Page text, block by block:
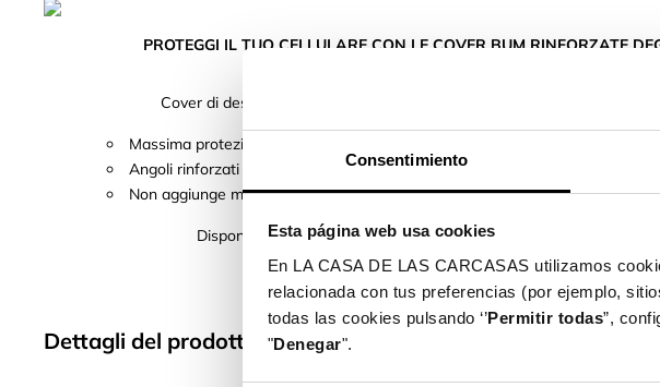
Consentimiento
Esta página web usa cookies
En LA CASA DE LAS CARCASAS utilizamos
relacionada con tus preferencias (por ejemplo,
todas las cookies pulsando ‘’Permitir todas”,
"Denegar".
PROTEGGI IL TUO CELLULARE CON LE COVER BUM RINFORZATE
Cover di design con parte posteriore trasparente e bordi in gradazione
Massima protezione con bordi morbidi e rialzati la fotocamera e lo schermo
Angoli rinforzati proteggere da urti e colpi.
Non aggiunge molto peso né volume al tuo cellulare.
Disponiamo di cover oltre 400 modelli di telefoni cellulari disponibili
Dettagli del prodotto